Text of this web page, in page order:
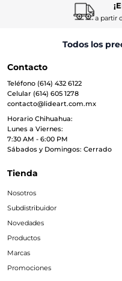
a partir
Todos los
Contacto
Teléfono (614) 432 6122
Celular (614) 605 1278
contacto@lideart.com.mx
Horario Chihuahua:
Lunes a Viernes:
7:30 AM - 6:00 PM
Sábados y Domingos: Cerrado
Tienda
Nosotros
Subdistribuidor
Novedades
Productos
Marcas
Promociones